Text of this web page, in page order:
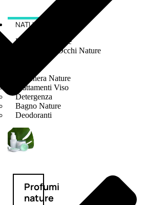
NATURALI
Fragranze Nature
Viso/Labbra/Occhi Nature
Maschera Nature
Trattamenti Viso
Detergenza
Bagno Nature
Deodoranti
Profumi
nature